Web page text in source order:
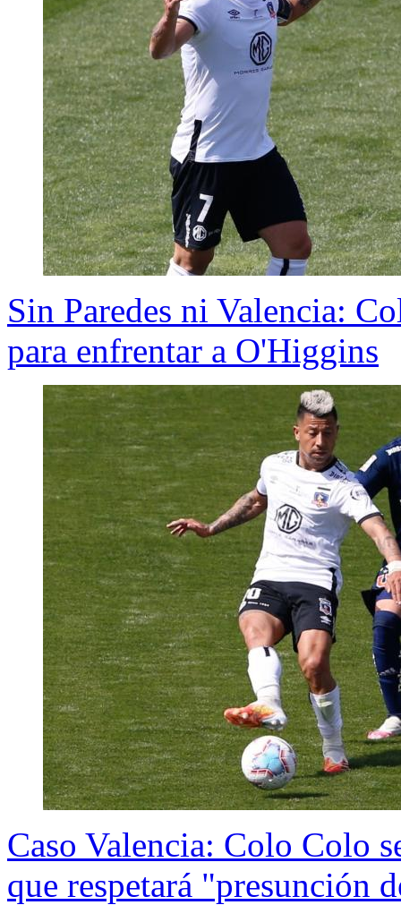
Sin Paredes ni Valencia:
para enfrentar a O'Higgins
Caso Valencia: Colo Colo
que respetará "presunción